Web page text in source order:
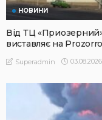
НОВИНИ
Від ТЦ
виставляє на
Superadmin 03.08.2026